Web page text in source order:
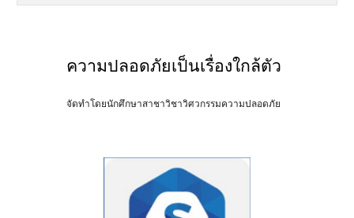
ความปลอดภัยเป็นเรื่องใกล้ตัว
จัดทำโดยนักศึกษาสาชาวิชาวิศวกรรมความปลอดภัย